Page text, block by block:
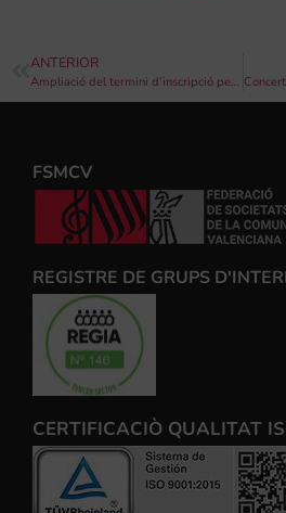
ANTERIOR
Ampliació del termini d’inscripció per a l’III Concurs de Pasdobles de les Reines de les Festes de Segorbe
FSMCV
REGISTRE DE GRUPS
CERTIFICACIÒ QUALITAT